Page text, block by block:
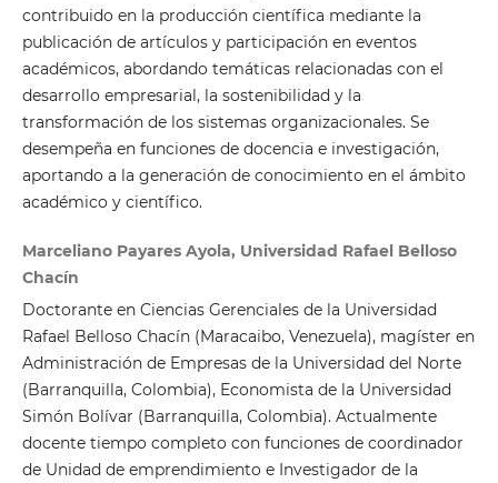
contribuido en la producción científica mediante la
publicación de artículos y participación en eventos
académicos, abordando temáticas relacionadas con el
desarrollo empresarial, la sostenibilidad y la
transformación de los sistemas organizacionales. Se
desempeña en funciones de docencia e investigación,
aportando a la generación de conocimiento en el ámbito
académico y científico.
Marceliano Payares Ayola, Universidad Rafael Belloso
Chacín
Doctorante en Ciencias Gerenciales de la Universidad
Rafael Belloso Chacín (Maracaibo, Venezuela), magíster en
Administración de Empresas de la Universidad del Norte
(Barranquilla, Colombia), Economista de la Universidad
Simón Bolívar (Barranquilla, Colombia). Actualmente
docente tiempo completo con funciones de coordinador
de Unidad de emprendimiento e Investigador de la